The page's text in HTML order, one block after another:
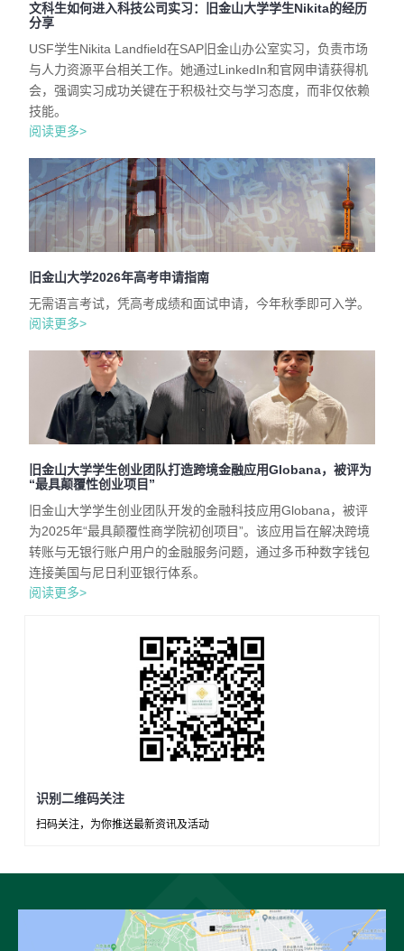
文科生如何进入科技公司实习：旧金山大学学生Nikita的经历
分享
USF学生Nikita Landfield在SAP旧金山办公室实习，负责市场
与人力资源平台相关工作。她通过LinkedIn和官网申请获得机
会，强调实习成功关键在于积极社交与学习态度，而非仅依赖
技能。
阅读更多>
旧金山大学2026年高考申请指南
无需语言考试，凭高考成绩和面试申请，今年秋季即可入学。
阅读更多>
旧金山大学学生创业团队打造跨境金融应用Globana，被评为
“最具颠覆性创业项目”
旧金山大学学生创业团队开发的金融科技应用Globana，被评
为2025年“最具颠覆性商学院初创项目”。该应用旨在解决跨境
转账与无银行账户用户的金融服务问题，通过多币种数字钱包
连接美国与尼日利亚银行体系。
阅读更多>
识别二维码关注
扫码关注，为你推送最新资讯及活动